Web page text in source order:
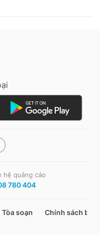
hệ quảng cáo
780 404
Tòa soạn Chính sách bảo